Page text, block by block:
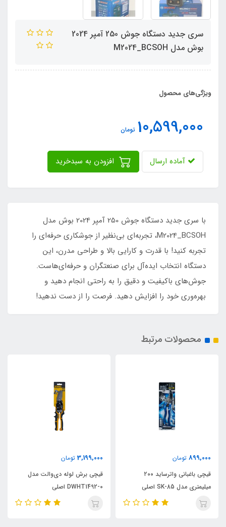
سری جدید دستگاه جوش 250 آمپر 2024
بوش مدل M2024_BCSOH
ویژگی‌های محصول
10,599,000 تومان
آماده ارسال
با سری جدید دستگاه جوش 250 آمپر 2024 بوش مدل
M2024_BCSOH، تجربه‌ای بی‌نظیر از جوشکاری حرفه‌ای را
تجربه کنید! با قدرت و کارایی بالا و طراحی مدرن، این
دستگاه انتخاب ایده‌آل برای صنعتگران و حرفه‌ای‌هاست.
جوش‌های باکیفیت و دقیق را به راحتی انجام دهید و
بهره‌وری خود را افزایش دهید. فرصت را از دست ندهید!
محصولات مرتبط
899,000 تومان
قیچی باغبانی واترساید ۲۰۰
میلیمتری مدل SK-85 اصلی
3,199,000 تومان
قیچی برش لوله دی‌والت مدل
DWHT1492-0 اصلی